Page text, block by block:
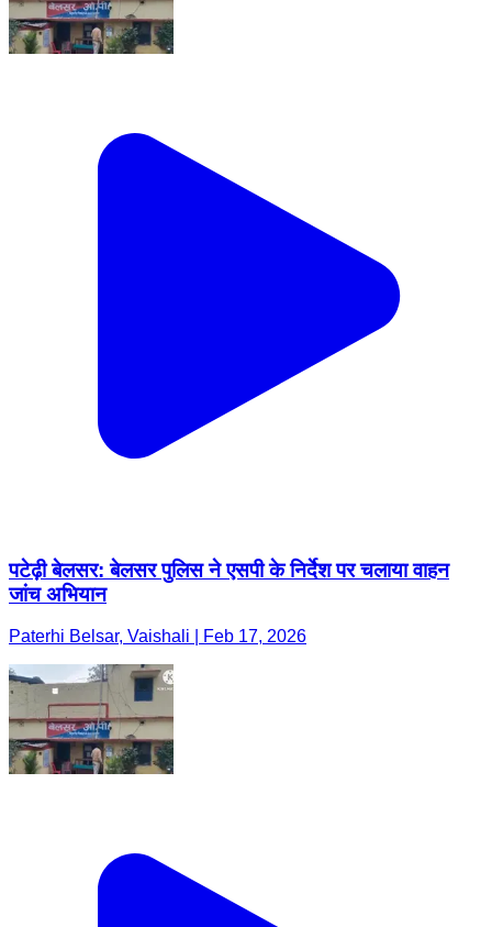
पटेढ़ी बेलसर: बेलसर पुलिस ने एसपी के निर्देश पर चलाया वाहन
जांच अभियान
Paterhi Belsar, Vaishali | Feb 17, 2026